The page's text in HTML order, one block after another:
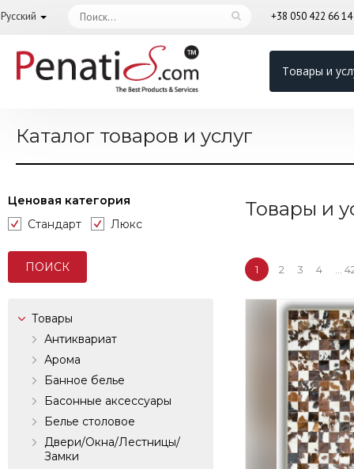
Русский +38 050 422 66 14
Товары и
Каталог товаров и услуг
Ценовая категория
Стандарт
Люкс
Товары
Антиквариат
Арома
Банное белье
Басонные аксессуары
Белье столовое
Двери/Окна/Лестницы/
Замки
Товары и
1 2 3 4